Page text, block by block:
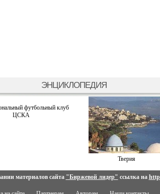
ЭНЦИКЛОПЕДИЯ
футбольный клуб
ЦСКА
Тверия
материалов сайта "Биржевой лидер" ссылка на